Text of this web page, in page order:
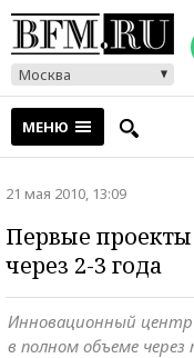
Москва
МЕНЮ
21 мая 2010, 13:09
Первые проекты
через 2-3 года
Инновационный
в полном объеме